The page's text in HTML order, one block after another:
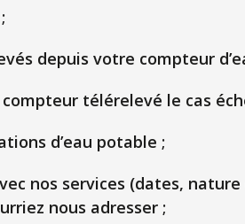
depuis votre compteur
télérelevé le cas
d’eau potable ;
nos services (dates,
nous adresser ;